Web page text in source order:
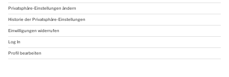
Privatsphäre-Einstellungen ändern
Historie der Privatsphäre-Einstellungen
Einwilligungen widerrufen
Log In
Profil bearbeiten